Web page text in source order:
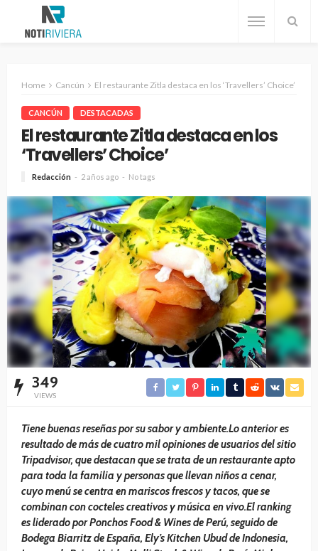
Home Cancún El restaurante Zitla destaca en los ‘Travellers’ Choice’
CANCÚN DESTACADAS
El restaurante Zitla destaca en los
‘Travellers’ Choice’
Redacción 2 años ago No tags
349
VIEWS
Tiene buenas reseñas por su sabor y ambiente.Lo anterior es
resultado de más de cuatro mil opiniones de usuarios del sitio
Tripadvisor, que destacan que se trata de un restaurante apto
para toda la familia y personas que llevan niños a cenar,
cuyo menú se centra en mariscos frescos y tacos, que se
combinan con cocteles creativos y música en vivo.El ranking
es liderado por Ponchos Food & Wines de Perú, seguido de
Bodega Biarritz de España, Ely’s Kitchen Ubud de Indonesia,